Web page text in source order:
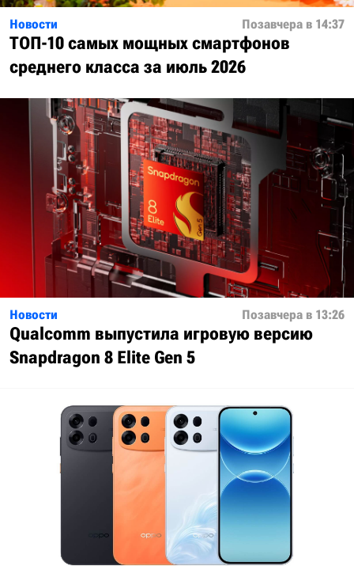
Новости Позавчера в 14:37
ТОП-10 самых мощных смартфонов
среднего класса за июль 2026
Новости Позавчера в 13:26
Qualcomm выпустила игровую версию
Snapdragon 8 Elite Gen 5